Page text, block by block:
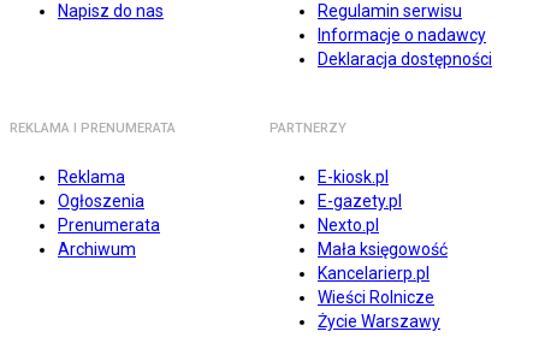
Napisz do nas
Regulamin serwisu
Informacje o nadawcy
Deklaracja dostępności
REKLAMA I PRENUMERATA
Reklama
Ogłoszenia
Prenumerata
Archiwum
PARTNERZY
E-kiosk.pl
E-gazety.pl
Nexto.pl
Mała księgowość
Kancelarierp.pl
Wieści Rolnicze
Życie Warszawy